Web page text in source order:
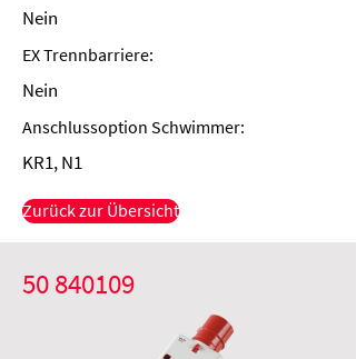
Nein
EX Trennbarriere:
Nein
Anschlussoption Schwimmer:
KR1, N1
Zurück zur Übersicht
50 840109